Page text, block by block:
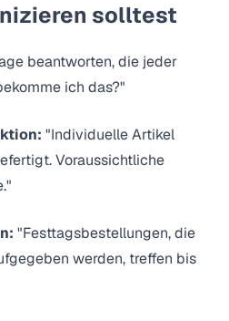
solltest
beantworten, die jeder
ich das?"
"Individuelle Artikel
Voraussichtliche
"Festtagsbestellungen, die
werden, treffen bis